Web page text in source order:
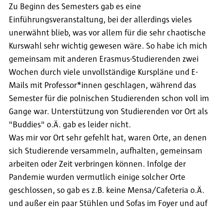
Zu Beginn des Semesters gab es eine
Einführungsveranstaltung, bei der allerdings vieles
unerwähnt blieb, was vor allem für die sehr chaotische
Kurswahl sehr wichtig gewesen wäre. So habe ich mich
gemeinsam mit anderen Erasmus-Studierenden zwei
Wochen durch viele unvollständige Kurspläne und E-
Mails mit Professor*innen geschlagen, während das
Semester für die polnischen Studierenden schon voll im
Gange war. Unterstützung von Studierenden vor Ort als
"Buddies" o.Ä. gab es leider nicht.
Was mir vor Ort sehr gefehlt hat, waren Orte, an denen
sich Studierende versammeln, aufhalten, gemeinsam
arbeiten oder Zeit verbringen können. Infolge der
Pandemie wurden vermutlich einige solcher Orte
geschlossen, so gab es z.B. keine Mensa/Cafeteria o.Ä.
und außer ein paar Stühlen und Sofas im Foyer und auf